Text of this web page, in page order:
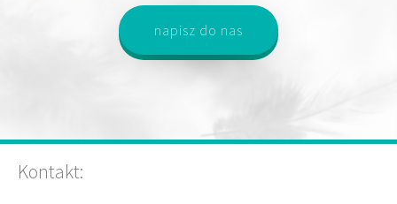
napisz do nas
Kontakt: